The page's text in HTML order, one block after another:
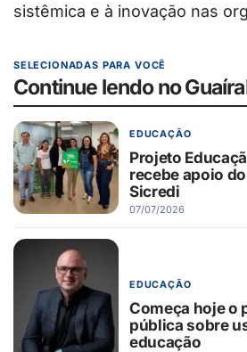
sistêmica e à inovação nas
SELECIONADAS PARA VOCÊ
Continue lendo no
EDUCAÇÃO
Projeto
recebe apoio
Sicredi
07/07/2026
EDUCAÇÃO
Começa hoje o
pública sobre
educação